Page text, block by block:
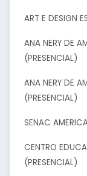
ART E DESIGN
ANA NERY DE
(PRESENCIAL)
ANA NERY DE
(PRESENCIAL)
SENAC
CENTRO
(PRESENCIAL)